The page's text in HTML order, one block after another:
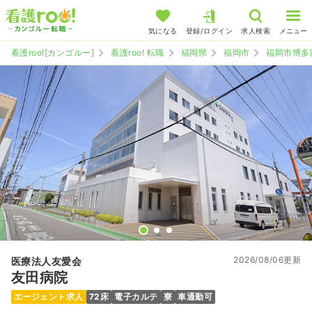
気になる 登録/ログイン 求人検索 メニュー
看護roo![カンゴルー] 看護roo! 転職 福岡県 福岡市 福岡市博多
医療法人友愛会
友田病院
2026/08/06更新
エージェント求人 72床 電子カルテ 寮 車通勤可